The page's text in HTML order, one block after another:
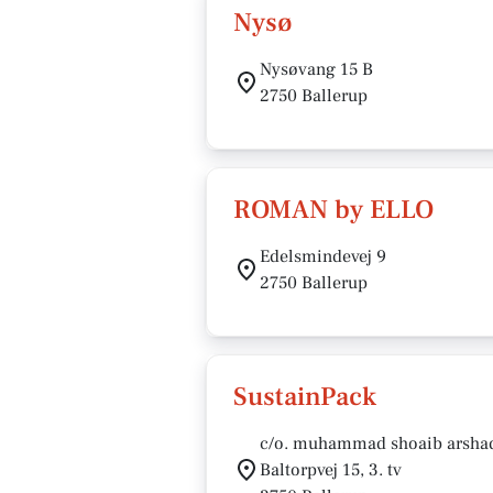
Nysø
Nysøvang 15 B
2750 Ballerup
ROMAN by ELLO
Edelsmindevej 9
2750 Ballerup
SustainPack
c/o. muhammad shoaib
Baltorpvej 15, 3. tv